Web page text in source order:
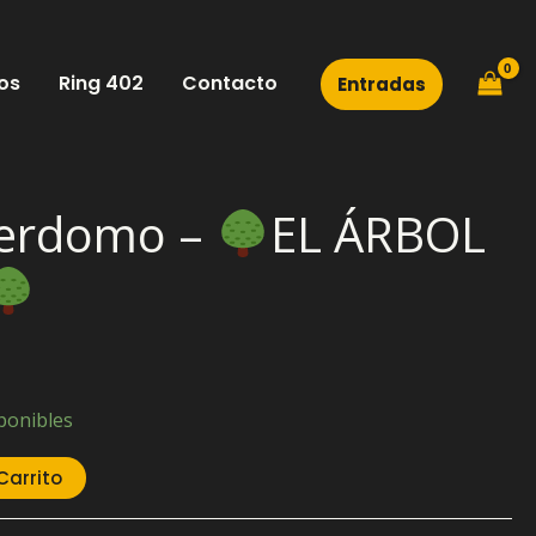
Ring 402 Contacto Entradas
– EL ÁRBOL